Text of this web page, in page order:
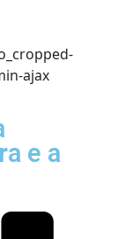
e a